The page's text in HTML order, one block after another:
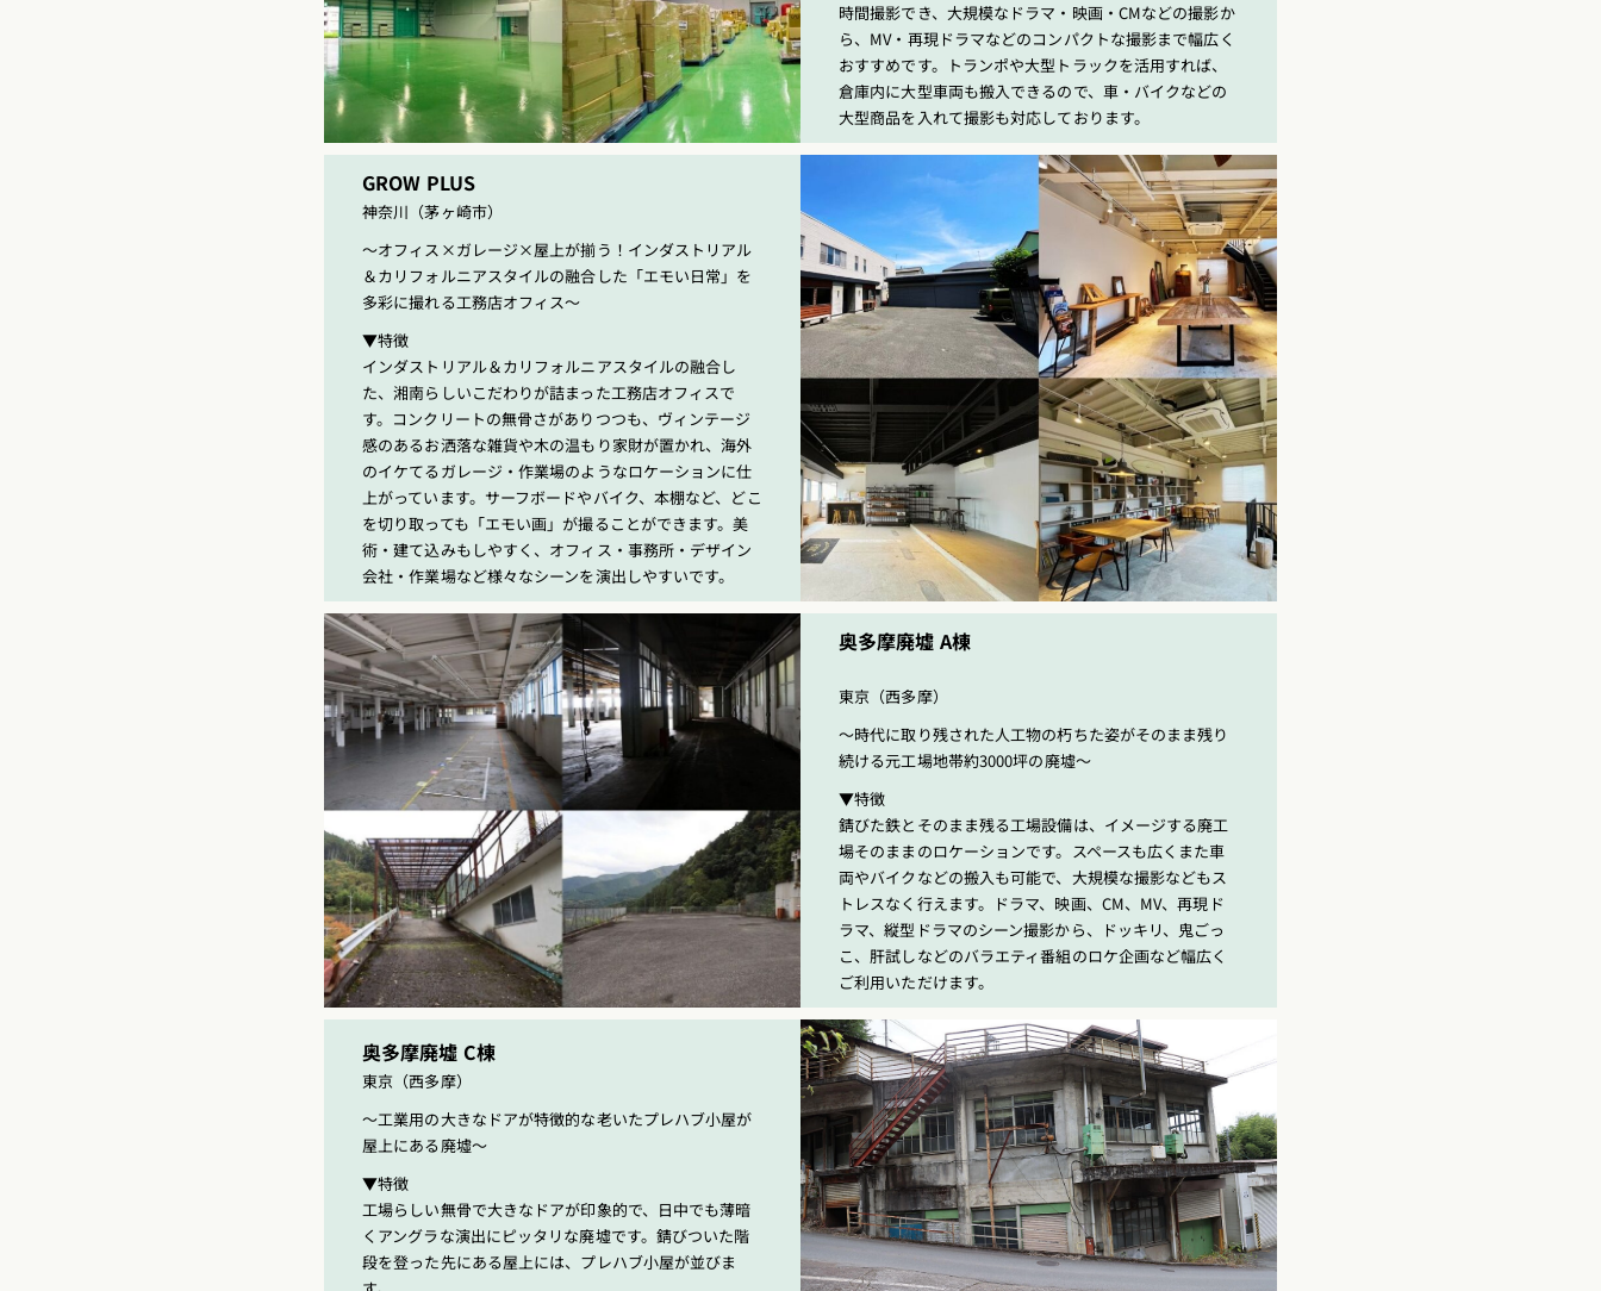
時間撮影でき、大規模なドラマ・映画・CMなどの撮影か
ら、MV・再現ドラマなどのコンパクトな撮影まで幅広く
おすすめです。トランポや大型トラックを活用すれば、
倉庫内に大型車両も搬入できるので、車・バイクなどの
大型商品を入れて撮影も対応しております。
GROW PLUS
神奈川（茅ヶ崎市）
〜オフィス×ガレージ×屋上が揃う！インダストリアル
＆カリフォルニアスタイルの融合した「エモい日常」を
多彩に撮れる工務店オフィス〜
▼特徴
インダストリアル＆カリフォルニアスタイルの融合し
た、湘南らしいこだわりが詰まった工務店オフィスで
す。コンクリートの無骨さがありつつも、ヴィンテージ
感のあるお洒落な雑貨や木の温もり家財が置かれ、海外
のイケてるガレージ・作業場のようなロケーションに仕
上がっています。サーフボードやバイク、本棚など、どこ
を切り取っても「エモい画」が撮ることができます。美
術・建て込みもしやすく、オフィス・事務所・デザイン
会社・作業場など様々なシーンを演出しやすいです。
奥多摩廃墟 A棟
東京（西多摩）
〜時代に取り残された人工物の朽ちた姿がそのまま残り
続ける元工場地帯約3000坪の廃墟〜
▼特徴
錆びた鉄とそのまま残る工場設備は、イメージする廃工
場そのままのロケーションです。スペースも広くまた車
両やバイクなどの搬入も可能で、大規模な撮影などもス
トレスなく行えます。ドラマ、映画、CM、MV、再現ド
ラマ、縦型ドラマのシーン撮影から、ドッキリ、鬼ごっ
こ、肝試しなどのバラエティ番組のロケ企画など幅広く
ご利用いただけます。
奥多摩廃墟 C棟
東京（西多摩）
〜工業用の大きなドアが特徴的な老いたプレハブ小屋が
屋上にある廃墟〜
▼特徴
工場らしい無骨で大きなドアが印象的で、日中でも薄暗
くアングラな演出にピッタリな廃墟です。錆びついた階
段を登った先にある屋上には、プレハブ小屋が並びま